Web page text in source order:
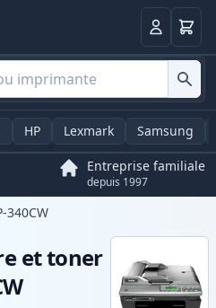
Panier
HP Lexmark Samsung
Entreprise familiale
depuis 1997
340CW
et toner